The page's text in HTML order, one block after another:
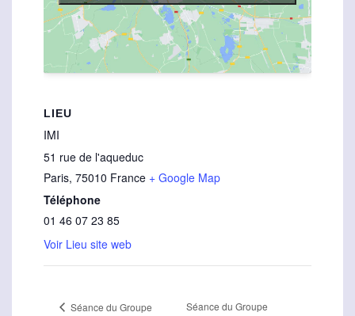
LIEU
IMI
51 rue de l'aqueduc
Paris, 75010 France + Google Map
Téléphone
01 46 07 23 85
Voir Lieu site web
Séance du Groupe
Séance du Groupe